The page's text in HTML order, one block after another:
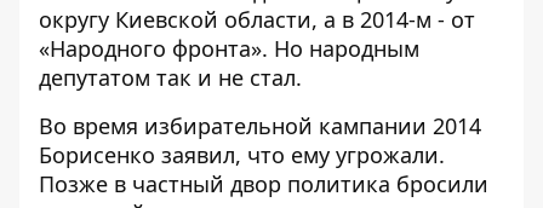
округу Киевской области, а в 2014-м - от
«Народного фронта». Но народным
депутатом так и не стал.
Во время избирательной кампании 2014
Борисенко заявил, что ему угрожали.
Позже в частный двор политика бросили